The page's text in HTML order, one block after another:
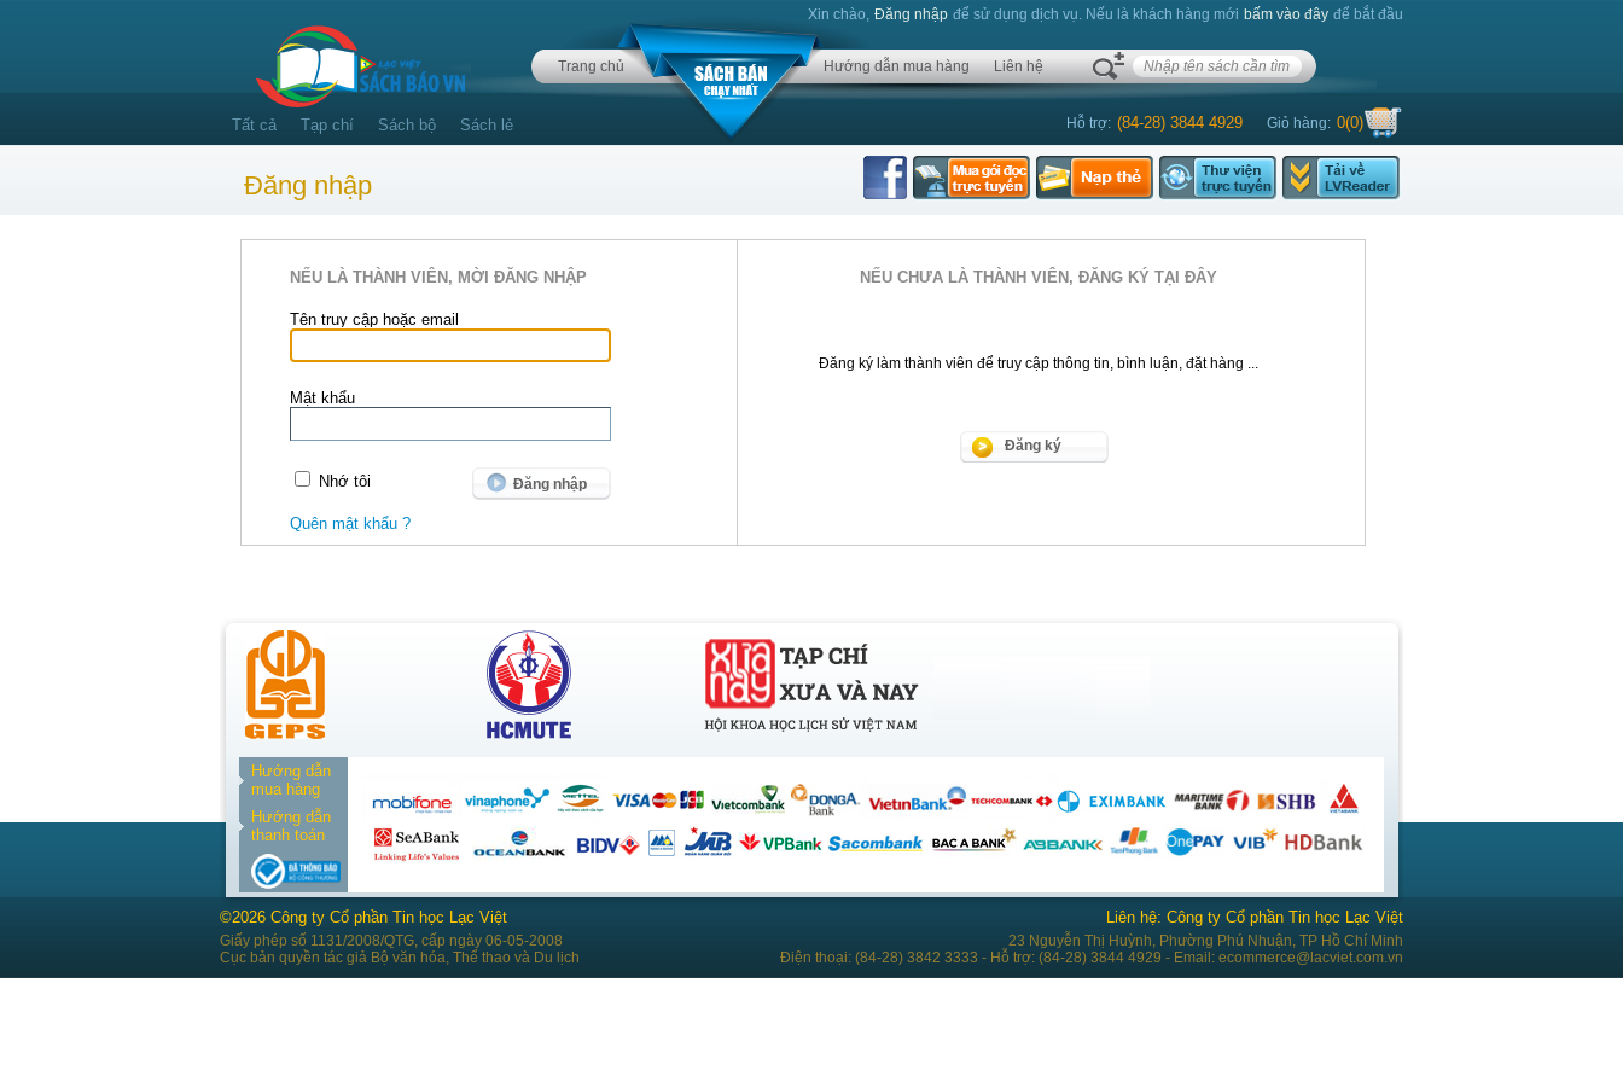
Xin chào, Đăng nhập để sử dụng dịch vụ. Nếu là khách hàng mới bấm vào đây để bắt đầu
Trang chủ Hướng dẫn mua hàng Liên hệ
Hỗ trợ: (84-28) 3844 4929 Giỏ hàng: 0(0)
Tất cả Tạp chí Sách bộ Sách lẻ
Đăng nhập
NẾU LÀ THÀNH VIÊN, MỜI ĐĂNG NHẬP
Tên truy cập hoặc email
Mật khẩu
Nhớ tôi
Quên mật khẩu ?
NẾU CHƯA LÀ THÀNH VIÊN, ĐĂNG KÝ TẠI ĐÂY
Đăng ký làm thành viên để truy cập thông tin, bình luận, đặt hàng ...
Đăng ký
Hướng dẫn
mua hàng
Hướng dẫn
thanh toán
Liên hệ: Công ty Cổ phần Tin học Lạc Việt
23 Nguyễn Thị Huỳnh, Phường Phú Nhuận, TP Hồ Chí Minh
Điện thoại: (84-28) 3842 3333 - Hỗ trợ: (84-28) 3844 4929 - Email: ecommerce@lacviet.com.vn
©2026 Công ty Cổ phần Tin học Lạc Việt
Giấy phép số 1131/2008/QTG, cấp ngày 06-05-2008
Cục bản quyền tác giả Bộ văn hóa, Thể thao và Du lịch